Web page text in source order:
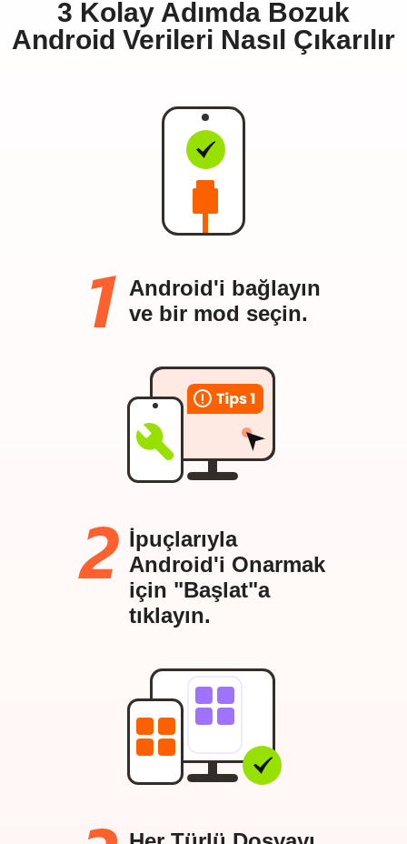
3 Kolay Adımda Bozuk
Android Verileri Nasıl Çıkarılır
Android'i bağlayın
ve bir mod seçin.
İpuçlarıyla
Android'i Onarmak
için "Başlat"a
tıklayın.